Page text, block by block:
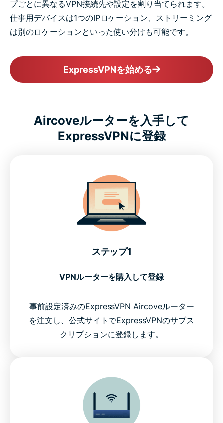
プごとに異なるVPN接続先や設定を割り当てられます。
仕事用デバイスは1つのIPロケーション、ストリーミング
は別のロケーションといった使い分けも可能です。
ExpressVPNを始める
Aircoveルーターを入手して
ExpressVPNに登録
ステップ1
VPNルーターを購入して登録
事前設定済みのExpressVPN Aircoveルーター
を注文し、公式サイトでExpressVPNのサブス
クリプションに登録します。